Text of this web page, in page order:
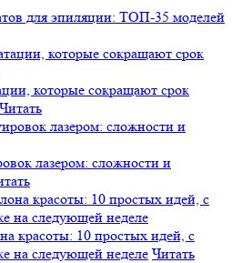
для эпиляции: ТОП-35 моделей
которые сокращают срок
Читать
лазером: сложности и
красоты: 10 простых идей, с
на следующей неделе Читать